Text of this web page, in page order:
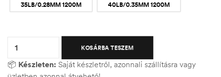
35LB/0.28MM 1200M 40LB/0.35MM 1200M
KOSÁRBA TESZEM
📦 Készleten: Saját készletről, azonnali szállításra vagy